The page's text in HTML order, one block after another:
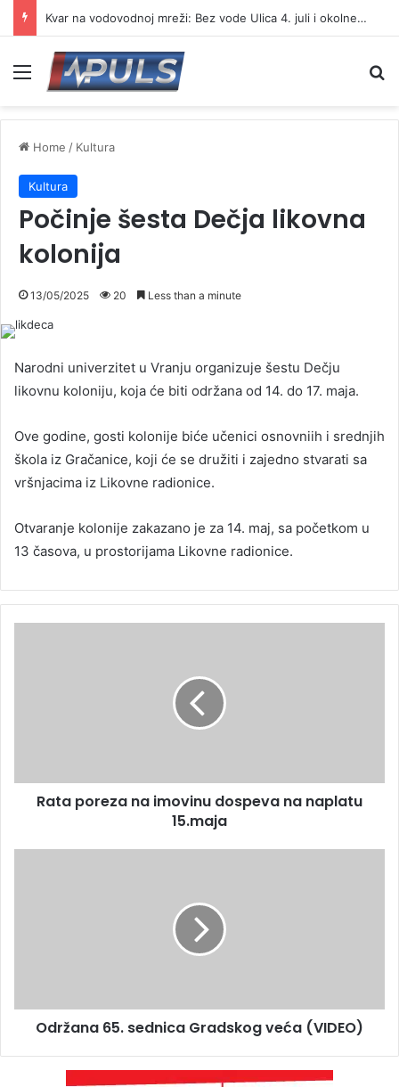
Kvar na vodovodnoj mreži: Bez vode Ulica 4. juli i okolne ulice
Menu
Home / Kultura
Kultura
Počinje šesta Dečja likovna
kolonija
13/05/2025 20 Less than a minute
Narodni univerzitet u Vranju organizuje šestu Dečju
likovnu koloniju, koja će biti održana od 14. do 17. maja.
Ove godine, gosti kolonije biće učenici osnovniih i srednjih
škola iz Gračanice, koji će se družiti i zajedno stvarati sa
vršnjacima iz Likovne radionice.
Otvaranje kolonije zakazano je za 14. maj, sa početkom u
13 časova, u prostorijama Likovne radionice.
Rata poreza na imovinu dospeva na naplatu
15.maja
Održana 65. sednica Gradskog veća (VIDEO)